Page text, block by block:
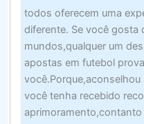
todos oferecem uma
diferente. Se você gosta
mundos,qualquer um
apostas em futebol
você tenha recebido
aprimoramento,contanto